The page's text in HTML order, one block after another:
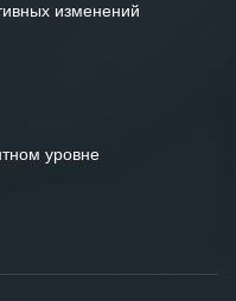
изменений
уровне